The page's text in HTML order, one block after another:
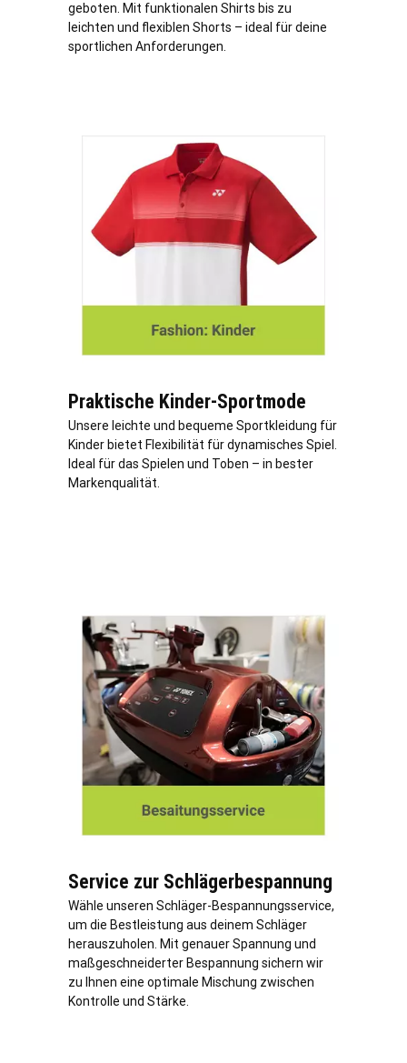
geboten. Mit funktionalen Shirts bis zu
leichten und flexiblen Shorts – ideal für deine
sportlichen Anforderungen.
Praktische Kinder-Sportmode
Unsere leichte und bequeme Sportkleidung für
Kinder bietet Flexibilität für dynamisches Spiel.
Ideal für das Spielen und Toben – in bester
Markenqualität.
Service zur Schlägerbespannung
Wähle unseren Schläger-Bespannungsservice,
um die Bestleistung aus deinem Schläger
herauszuholen. Mit genauer Spannung und
maßgeschneiderter Bespannung sichern wir
zu Ihnen eine optimale Mischung zwischen
Kontrolle und Stärke.